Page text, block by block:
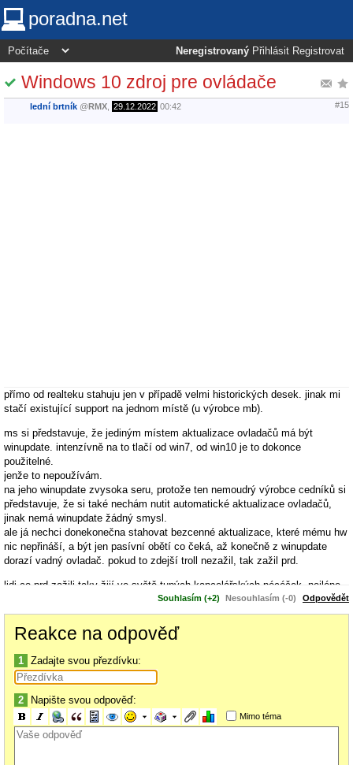
poradna.net
Neregistrovaný Přihlásit Registrovat
Windows 10 zdroj pre ovládače
lední brtník @RMX 29.12.2022 00:42 #15
přímo od realteku stahuju jen v případě velmi historických desek. jinak mi
stačí existující support na jednom místě (u výrobce mb).
ms si představuje, že jediným místem aktualizace ovladačů má být
winupdate. intenzívně na to tlačí od win7, od win10 je to dokonce
použitelné.
jenže to nepoužívám.
na jeho winupdate zvysoka seru, protože ten nemoudrý výrobce cedníků si
představuje, že si také nechám nutit automatické aktualizace ovladačů,
jinak nemá winupdate žádný smysl.
ale já nechci donekonečna stahovat bezcenné aktualizace, které mému hw
nic nepřináší, a být jen pasívní obětí co čeká, až konečně z winupdate
dorazí vadný ovladač. pokud to zdejší troll nezažil, tak zažil prd.
lidi co prd zažili taky žijí ve světě tupých kancelářských pécéček. nejlépe
jenže pokud to není firma pro generování .ppt odpadu, její druhou polovinu
dělá výroba. ta nikdy nesmí mít přístup na internet. ani během instalace
není možné, aby se tyto pc byť na vteřinu připojovaly kamsi ven z firmy.
(vidím, že s hnojem win11,12,13... to bude ještě zajímavé)
pc která spravuju obsahují různé průmyslové řídící karty, o kterých nemá
winupdate ani šajn. když to početně tipnem, půl trhu pc jsou firmy, půl z
nich výrobní, polovina jejich pc jsou právě průmyslová provedení. a tato
12% minorita vydělává těm .ppt firmám (třeba státní správě) na důchody.
Souhlasím (+2) Nesouhlasím (-0) Odpovědět
Reakce na odpověď
1 Zadajte svou přezdívku:
2 Napište svou odpověď:
Mimo téma